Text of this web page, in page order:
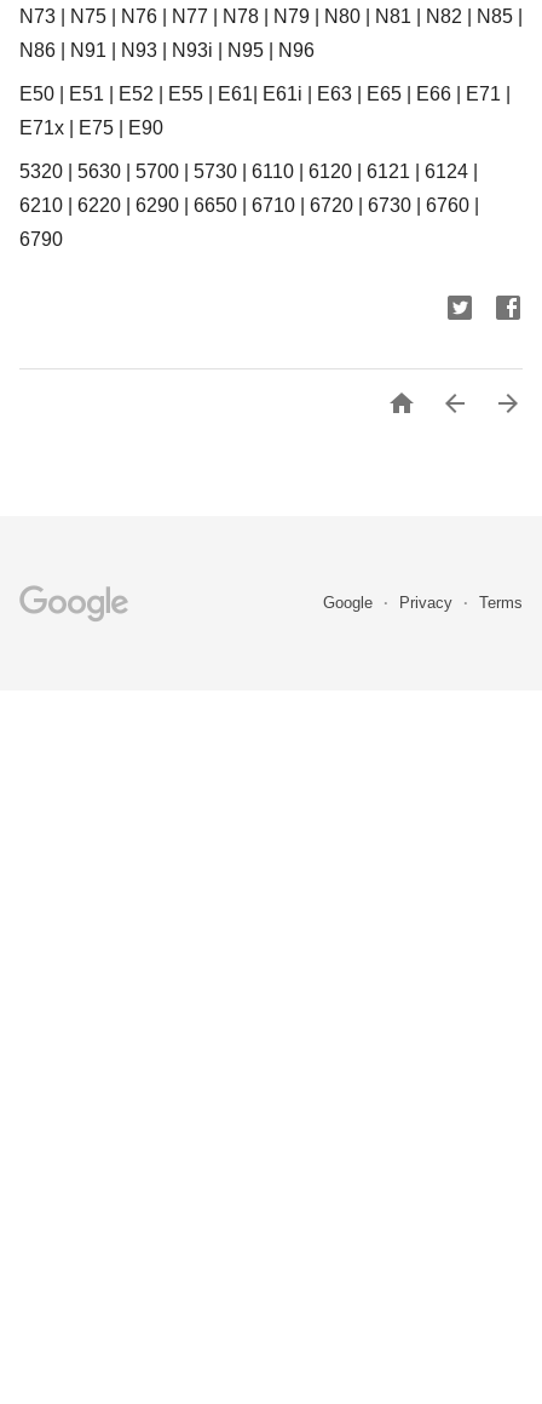
N73 | N75 | N76 | N77 | N78 | N79 | N80 | N81 | N82 | N85 |
N86 | N91 | N93 | N93i | N95 | N96
E50 | E51 | E52 | E55 | E61| E61i | E63 | E65 | E66 | E71 |
E71x | E75 | E90
5320 | 5630 | 5700 | 5730 | 6110 | 6120 | 6121 | 6124 |
6210 | 6220 | 6290 | 6650 | 6710 | 6720 | 6730 | 6760 |
6790
  
Google Privacy Terms